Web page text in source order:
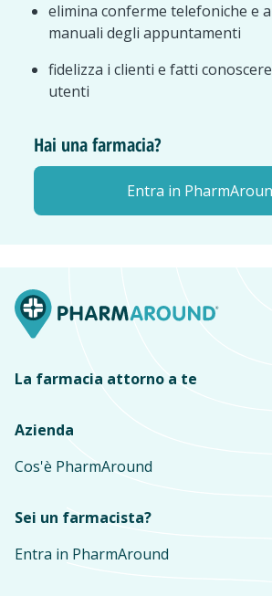
elimina conferme telefoniche e
manuali degli appuntamenti
fidelizza i clienti e fatti
utenti
Hai una farmacia?
Entra in
La farmacia attorno a te
Azienda
Cos'è PharmAround
Sei un farmacista?
Entra in PharmAround